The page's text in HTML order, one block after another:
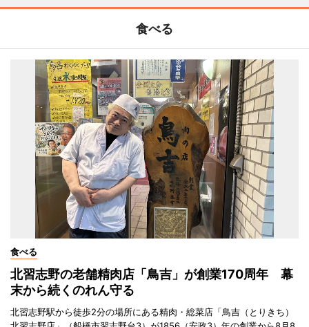
食べる
食べる
北習志野の老舗精肉店「鳥吉」が創業170周年 幕
末から続くのれん守る
北習志野駅から徒歩2分の場所にある精肉・総菜店「鳥吉（とりきち）